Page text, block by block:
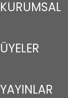
KURUMSAL
ÜYELER
YAYINLAR